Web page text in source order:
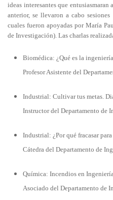
ideas interesantes que
anterior, se llevaron a cabo
cuales fueron apoyadas por María
de Investigación). Las charlas
Biomédica: ¿Qué es la
Profesor Asistente del
Industrial: Cultivar tus metas.
Instructor del Departamento de
Industrial: ¿Por qué fracasar
Cátedra del Departamento de
Química: Incendios en Ingeniería.
Asociado del Departamento de